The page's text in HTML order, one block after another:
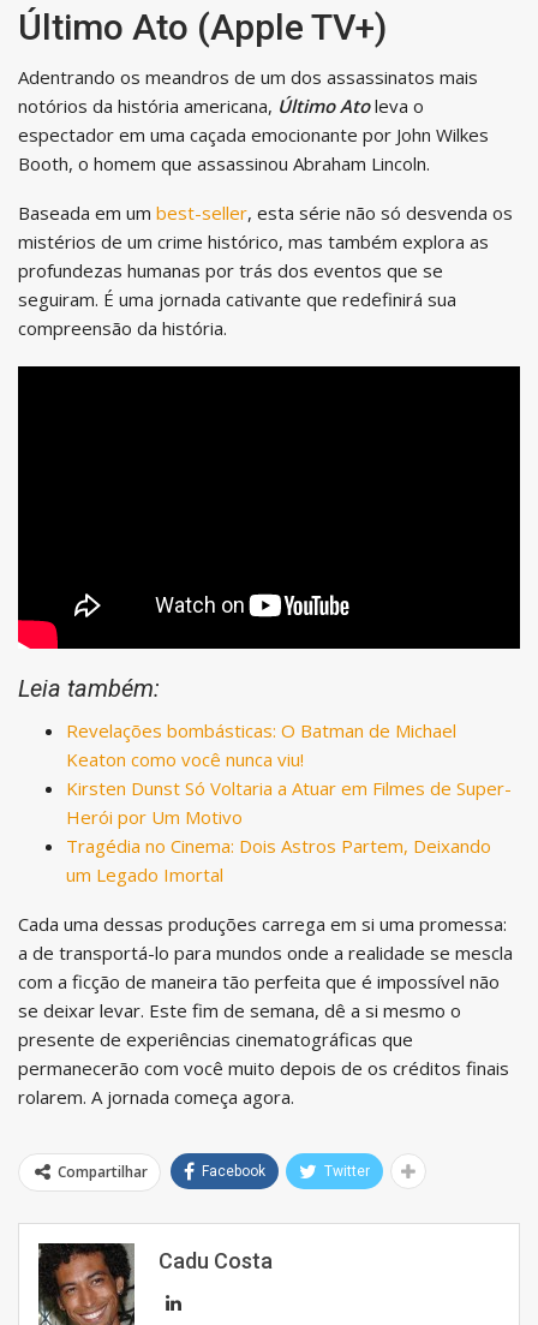
Último Ato (Apple TV+)
Adentrando os meandros de um dos assassinatos mais
notórios da história americana, Último Atoleva o
espectador em uma caçada emocionante por John Wilkes
Booth, o homem que assassinou Abraham Lincoln.
Baseada em um best-seller, esta série não só desvenda os
mistérios de um crime histórico, mas também explora as
profundezas humanas por trás dos eventos que se
seguiram. É uma jornada cativante que redefinirá sua
compreensão da história.
Leia também:
Revelações bombásticas: O Batman de Michael
Keaton como você nunca viu!
Kirsten Dunst Só Voltaria a Atuar em Filmes de Super-
Herói por Um Motivo
Tragédia no Cinema: Dois Astros Partem, Deixando
um Legado Imortal
Cada uma dessas produções carrega em si uma promessa:
a de transportá-lo para mundos onde a realidade se mescla
com a ficção de maneira tão perfeita que é impossível não
se deixar levar. Este fim de semana, dê a si mesmo o
presente de experiências cinematográficas que
permanecerão com você muito depois de os créditos finais
rolarem. A jornada começa agora.
Compartilhar Facebook Twitter
Cadu Costa